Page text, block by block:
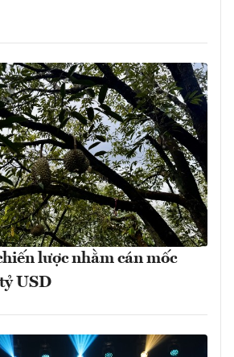
lược nhằm cán mốc
USD